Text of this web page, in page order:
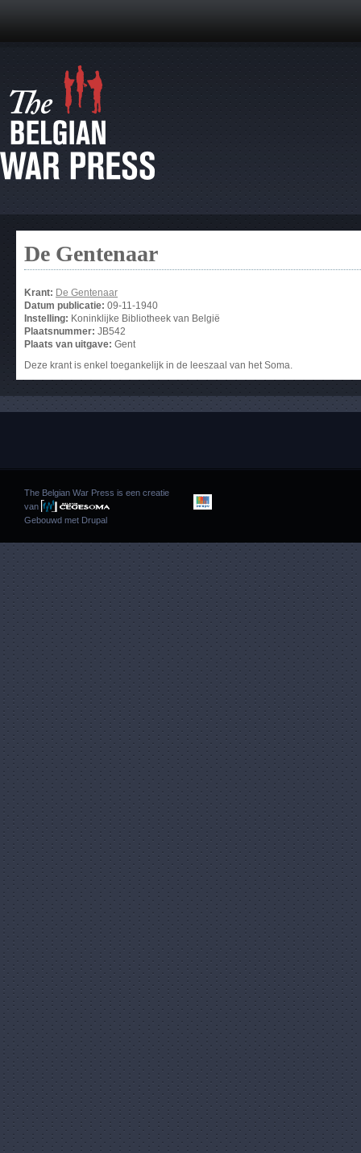
De Gentenaar
Krant: De Gentenaar
Datum publicatie: 09-11-1940
Instelling: Koninklijke Bibliotheek van België
Plaatsnummer: JB542
Plaats van uitgave: Gent
Deze krant is enkel toegankelijk in de leeszaal van het Soma.
The Belgian War Press is een creatie
van
Gebouwd met Drupal